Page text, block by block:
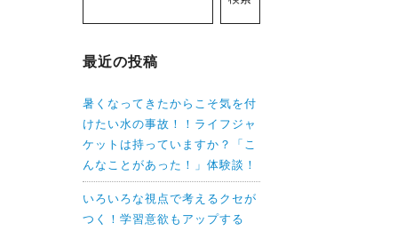
最近の投稿
暑くなってきたからこそ気を付
けたい水の事故！！ライフジャ
ケットは持っていますか？「こ
んなことがあった！」体験談！
いろいろな視点で考えるクセが
つく！学習意欲もアップする